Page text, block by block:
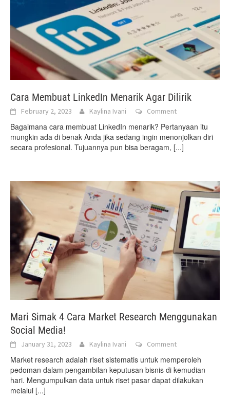
Cara Membuat LinkedIn Menarik Agar Dilirik
February 2, 2023 Kaylina Ivani Comment
Bagaimana cara membuat LinkedIn menarik? Pertanyaan itu
mungkin ada di benak Anda jika sedang ingin menonjolkan diri
secara profesional. Tujuannya pun bisa beragam, [...]
Mari Simak 4 Cara Market Research Menggunakan
Social Media!
January 31, 2023 Kaylina Ivani Comment
Market research adalah riset sistematis untuk memperoleh
pedoman dalam pengambilan keputusan bisnis di kemudian
hari. Mengumpulkan data untuk riset pasar dapat dilakukan
melalui [...]